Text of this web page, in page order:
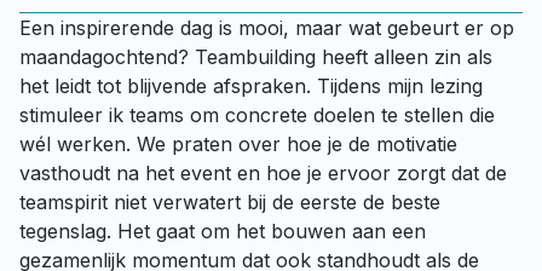
Een inspirerende dag is mooi, maar wat gebeurt er op
maandagochtend? Teambuilding heeft alleen zin als
het leidt tot blijvende afspraken. Tijdens mijn lezing
stimuleer ik teams om concrete doelen te stellen die
wél werken. We praten over hoe je de motivatie
vasthoudt na het event en hoe je ervoor zorgt dat de
teamspirit niet verwatert bij de eerste de beste
tegenslag. Het gaat om het bouwen aan een
gezamenlijk momentum dat ook standhoudt als de